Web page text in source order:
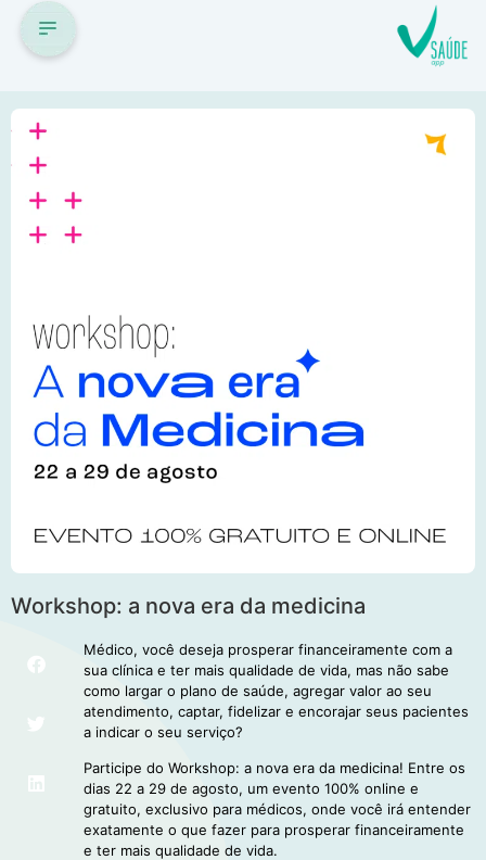
Workshop: a nova era da medicina
Médico, você deseja prosperar financeiramente com a
sua clínica e ter mais qualidade de vida, mas não sabe
como largar o plano de saúde, agregar valor ao seu
atendimento, captar, fidelizar e encorajar seus pacientes
a indicar o seu serviço?
Participe do Workshop: a nova era da medicina! Entre os
dias 22 a 29 de agosto, um evento 100% online e
gratuito, exclusivo para médicos, onde você irá entender
exatamente o que fazer para prosperar financeiramente
e ter mais qualidade de vida.